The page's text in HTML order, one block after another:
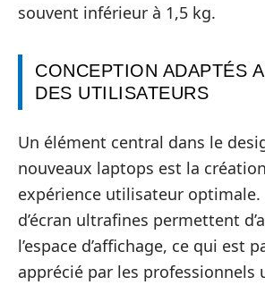
souvent inférieur à 1,5 kg.
CONCEPTION ADAPTÉS
DES UTILISATEURS
Un élément central dans le
nouveaux laptops est la création
expérience utilisateur optimale.
d’écran ultrafines permettent
l’espace d’affichage, ce qui est
apprécié par les professionnels